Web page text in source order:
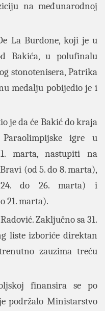
na međunarodnoj
La Burdone, koji je u
Bakića, u polufinalu
stonotenisera, Patrika
medalju pobijedio je i
je da će Bakić do kraja
igre u
marta, nastupiti na
(od 5. do 8. marta),
24. do 26. marta) i
21. marta).
Zaključno sa 31.
liste izboriće direktan
zauzima treću
finansira se po
podržalo Ministarstvo